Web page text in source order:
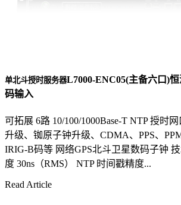
单北斗授时服务器L7000-ENC05(主备六口)
码输入
可拓展 6路 10/100/1000Base-T NTP 授时
升级、铷原子钟升级、CDMA、PPS、
IRIG-B码等 网络GPS北斗卫星数码子钟
度 30ns（RMS） NTP 时间戳精度...
Read Article